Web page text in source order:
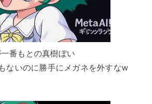
番もとの真樹ぽい
ないのに勝手にメガネを外すなw